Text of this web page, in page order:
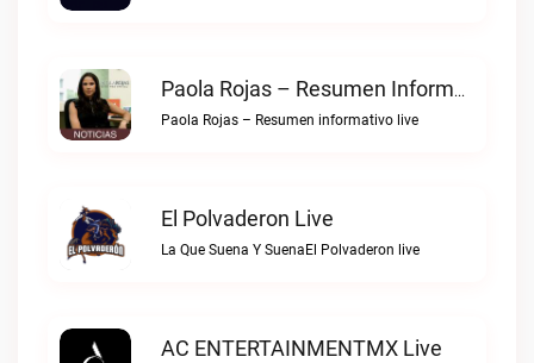
Paola Rojas – Resumen Informativo Live
Paola Rojas – Resumen informativo live
El Polvaderon Live
La Que Suena Y SuenaEl Polvaderon live
AC ENTERTAINMENTMX Live